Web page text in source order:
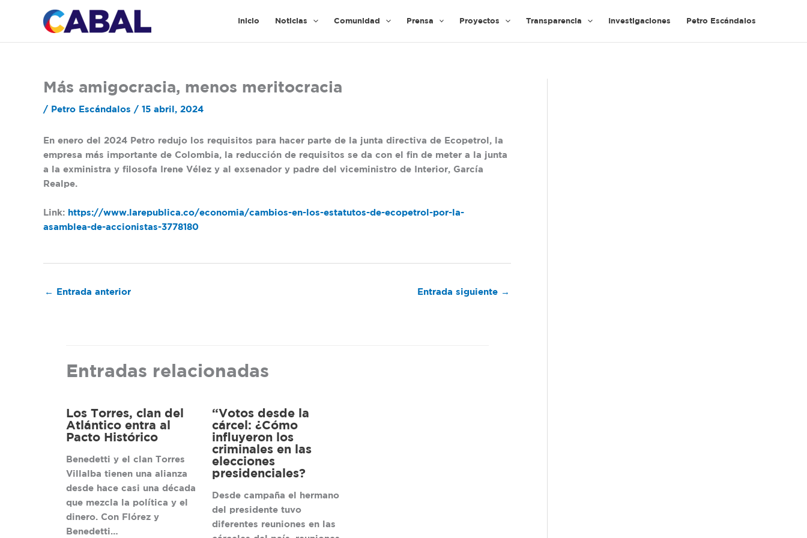
Inicio Noticias Comunidad Prensa Proyectos Transparencia Investigaciones Petro Escándalos
Más amigocracia, menos meritocracia
/ Petro Escándalos / 15 abril, 2024
En enero del 2024 Petro redujo los requisitos para hacer parte de la junta directiva de Ecopetrol, la
empresa más importante de Colombia, la reducción de requisitos se da con el fin de meter a la junta
a la exministra y filosofa Irene Vélez y al exsenador y padre del viceministro de Interior, García
Realpe.
Link:
https://www.larepublica.co/economia/cambios-en-los-estatutos-de-ecopetrol-por-la-
asamblea-de-accionistas-3778180
← Entrada anterior Entrada siguiente →
Entradas relacionadas
Los Torres, clan del
Atlántico entra al
Pacto Histórico
Benedetti y el clan Torres
Villalba tienen una alianza
desde hace casi una década
que mezcla la política y el
dinero. Con Flórez y
Benedetti…
“Votos desde la
cárcel: ¿Cómo
influyeron los
criminales en las
elecciones
presidenciales?
Desde campaña el hermano
del presidente tuvo
diferentes reuniones en las